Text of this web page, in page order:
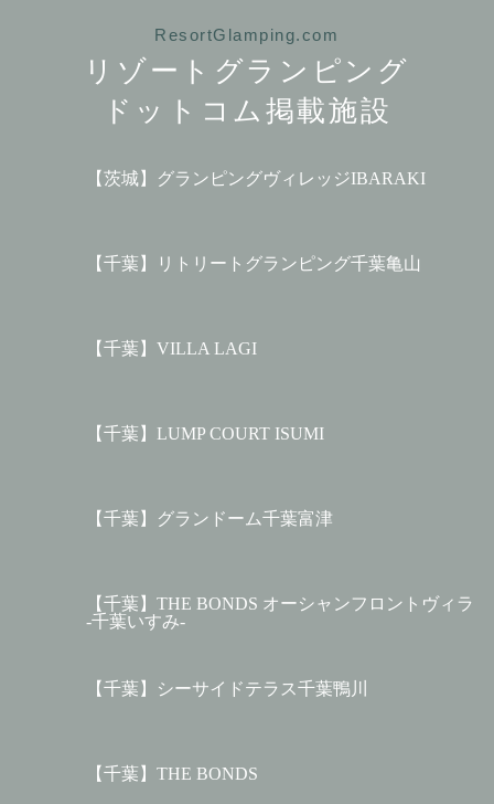
ResortGlamping.com
リゾートグランピング
ドットコム掲載施設
【茨城】グランピングヴィレッジIBARAKI
【千葉】リトリートグランピング千葉亀山
【千葉】VILLA LAGI
【千葉】LUMP COURT ISUMI
【千葉】グランドーム千葉富津
【千葉】THE BONDS オーシャンフロントヴィラ
-千葉いすみ-
【千葉】シーサイドテラス千葉鴨川
【千葉】THE BONDS